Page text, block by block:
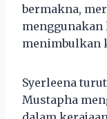
bermakna,
menggunakan
menimbulkan
Syerleena
Mustapha